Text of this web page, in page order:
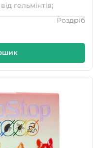
гельмінтів;
Роздріб